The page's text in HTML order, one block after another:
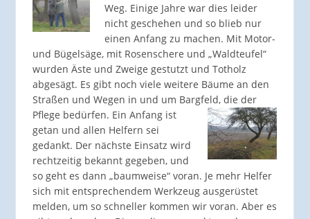
Weg. Einige Jahre war dies leider
nicht geschehen und so blieb nur
einen Anfang zu machen. Mit Motor-
und Bügelsäge, mit Rosenschere und „Waldteufel“
wurden Äste und Zweige gestutzt und Totholz
abgesägt. Es gibt noch viele weitere Bäume an den
Straßen und Wegen in und um Bargfeld, die der
Pflege bedürfen. Ein Anfang ist
getan und allen Helfern sei
gedankt. Der nächste Einsatz wird
rechtzeitig bekannt gegeben, und
so geht es dann „baumweise“ voran. Je mehr Helfer
sich mit entsprechendem Werkzeug ausgerüstet
melden, um so schneller kommen wir voran. Aber es